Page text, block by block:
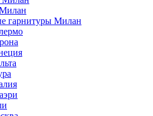
гарнитуры Милан